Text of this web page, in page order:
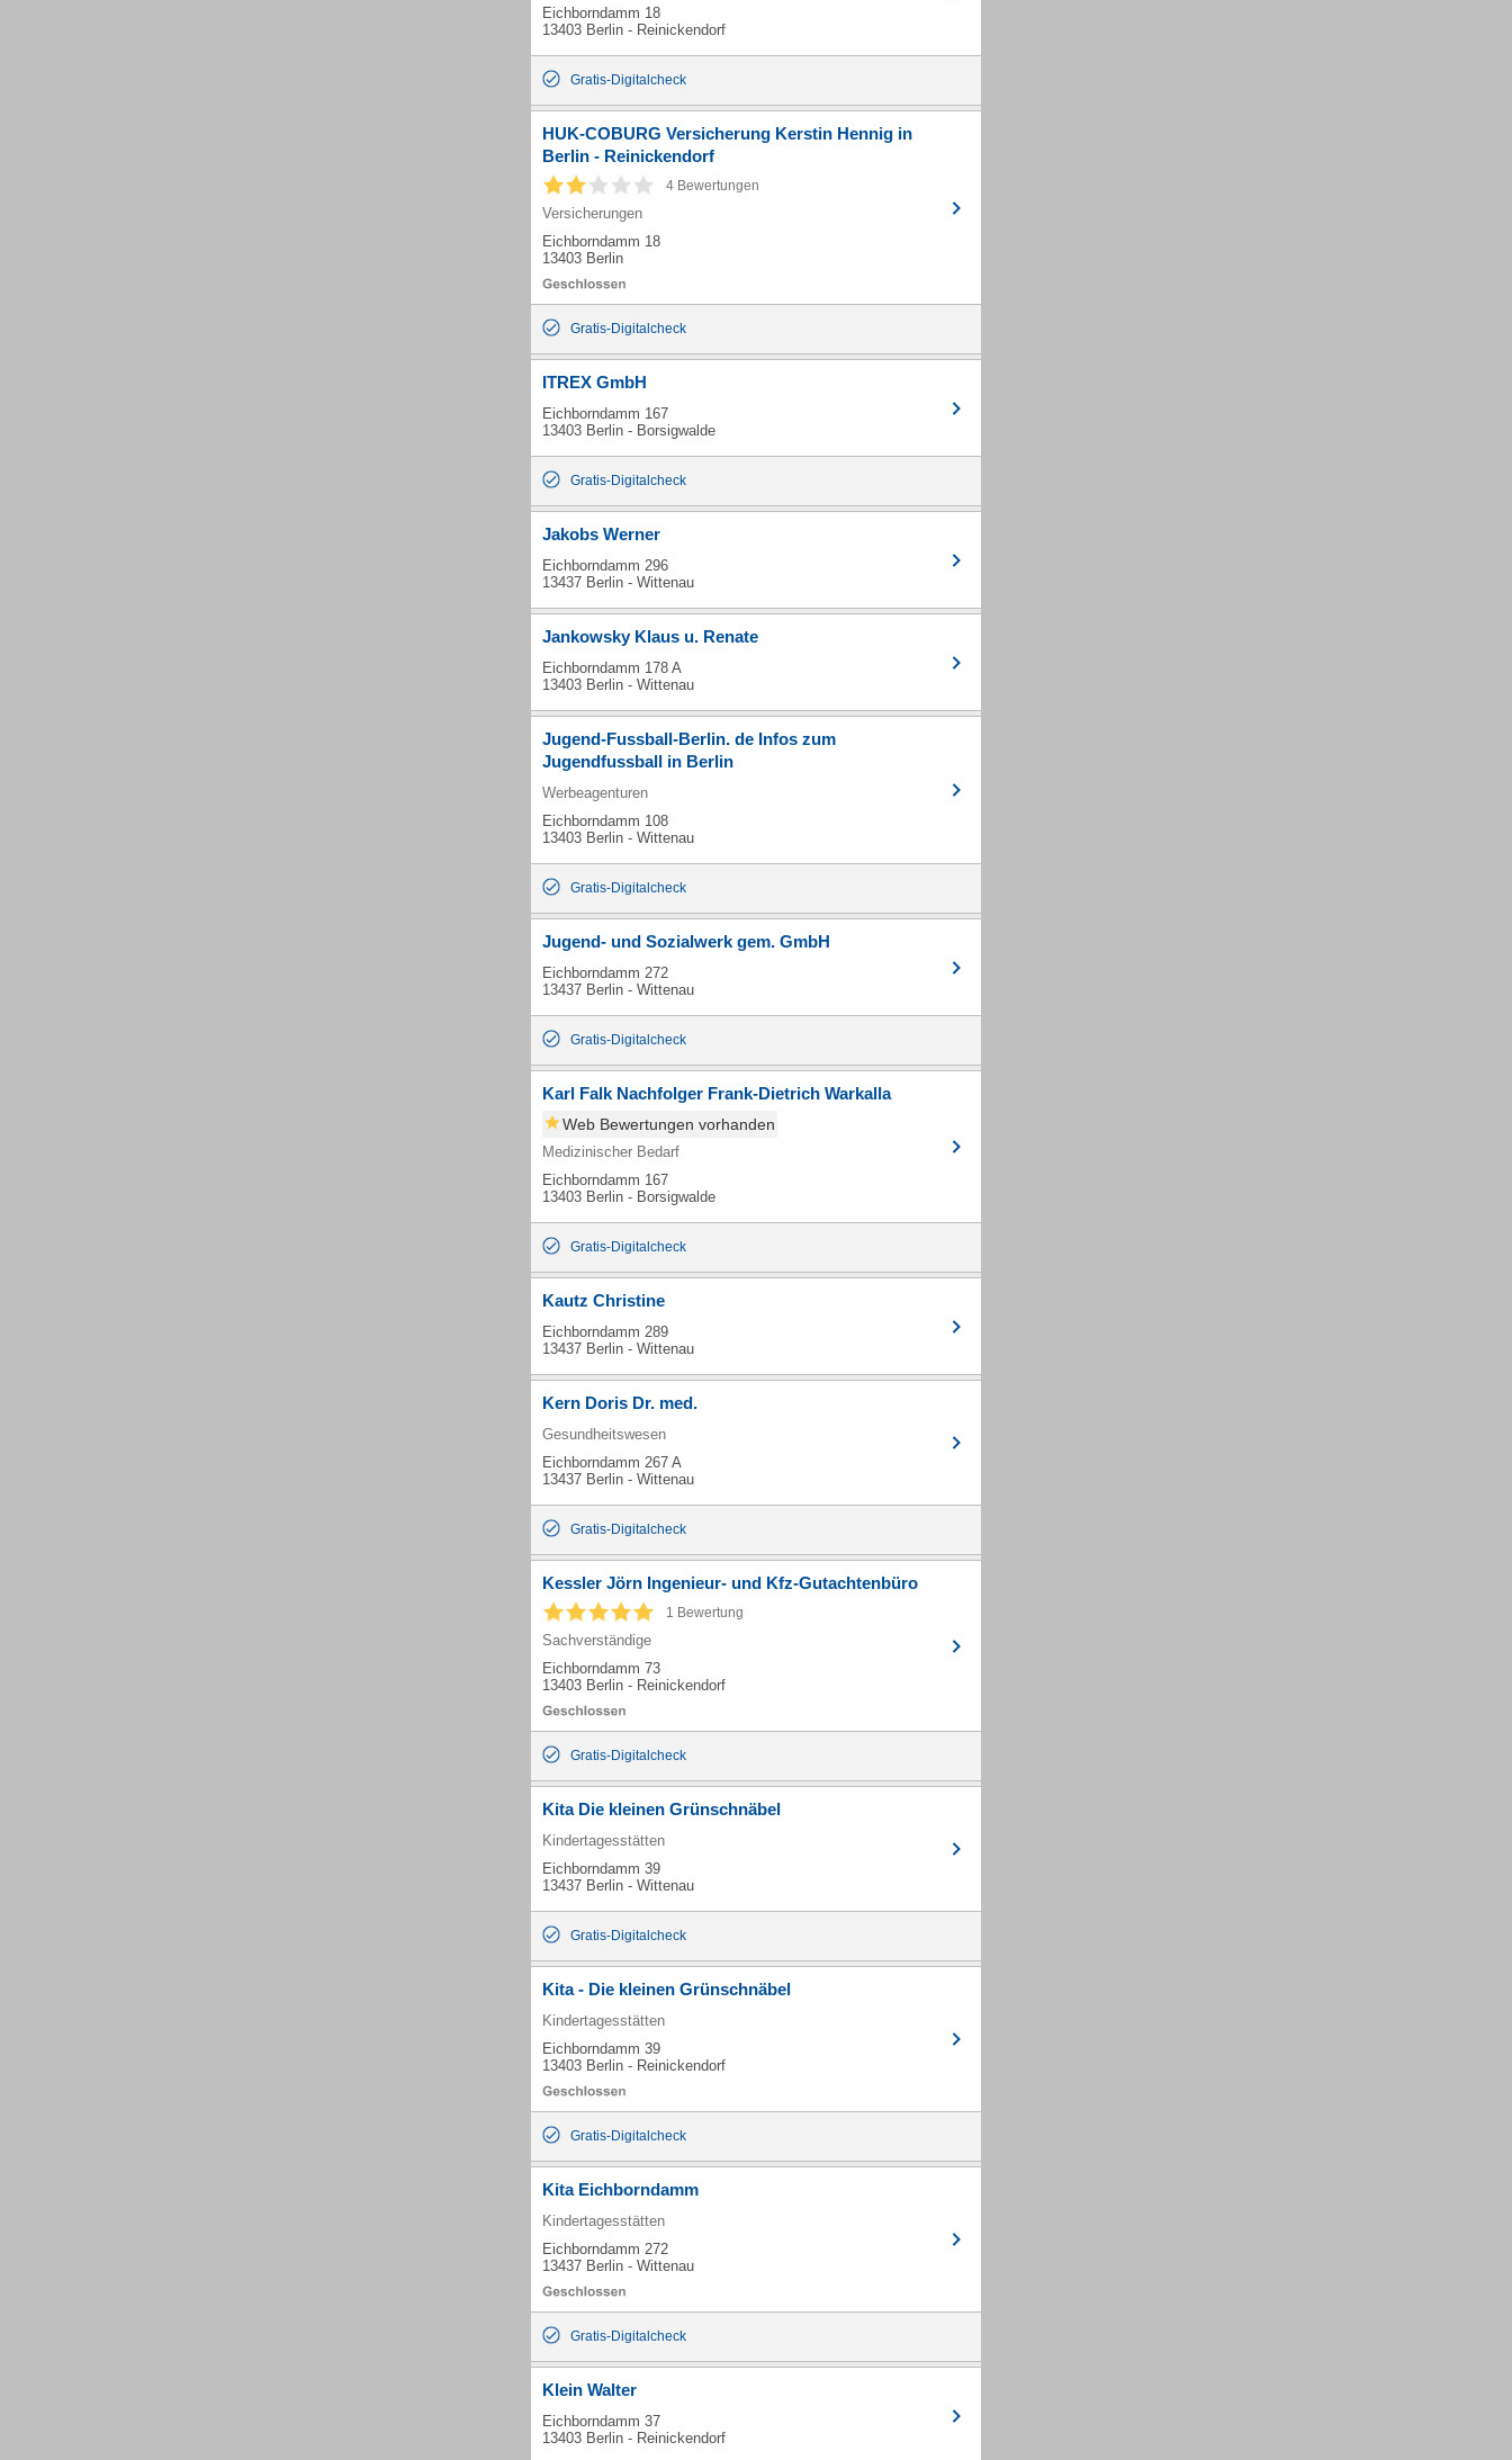
Eichborndamm 18
13403 Berlin - Reinickendorf
Gratis-Digitalcheck
HUK-COBURG Versicherung Kerstin Hennig in
Berlin - Reinickendorf
4 Bewertungen
Versicherungen
Eichborndamm 18
13403 Berlin
Gratis-Digitalcheck
ITREX GmbH
Eichborndamm 167
13403 Berlin - Borsigwalde
Gratis-Digitalcheck
Jakobs Werner
Eichborndamm 296
13437 Berlin - Wittenau
Jankowsky Klaus u. Renate
Eichborndamm 178 A
13403 Berlin - Wittenau
Jugend-Fussball-Berlin. de Infos zum
Jugendfussball in Berlin
Werbeagenturen
Eichborndamm 108
13403 Berlin - Wittenau
Gratis-Digitalcheck
Jugend- und Sozialwerk gem. GmbH
Eichborndamm 272
13437 Berlin - Wittenau
Gratis-Digitalcheck
Karl Falk Nachfolger Frank-Dietrich Warkalla
Web Bewertungen vorhanden
Medizinischer Bedarf
Eichborndamm 167
13403 Berlin - Borsigwalde
Gratis-Digitalcheck
Kautz Christine
Eichborndamm 289
13437 Berlin - Wittenau
Kern Doris Dr. med.
Gesundheitswesen
Eichborndamm 267 A
13437 Berlin - Wittenau
Gratis-Digitalcheck
Kessler Jörn Ingenieur- und Kfz-Gutachtenbüro
1 Bewertung
Sachverständige
Eichborndamm 73
13403 Berlin - Reinickendorf
Gratis-Digitalcheck
Kita Die kleinen Grünschnäbel
Kindertagesstätten
Eichborndamm 39
13437 Berlin - Wittenau
Gratis-Digitalcheck
Kita - Die kleinen Grünschnäbel
Kindertagesstätten
Eichborndamm 39
13403 Berlin - Reinickendorf
Gratis-Digitalcheck
Kita Eichborndamm
Kindertagesstätten
Eichborndamm 272
13437 Berlin - Wittenau
Gratis-Digitalcheck
Klein Walter
Eichborndamm 37
13403 Berlin - Reinickendorf